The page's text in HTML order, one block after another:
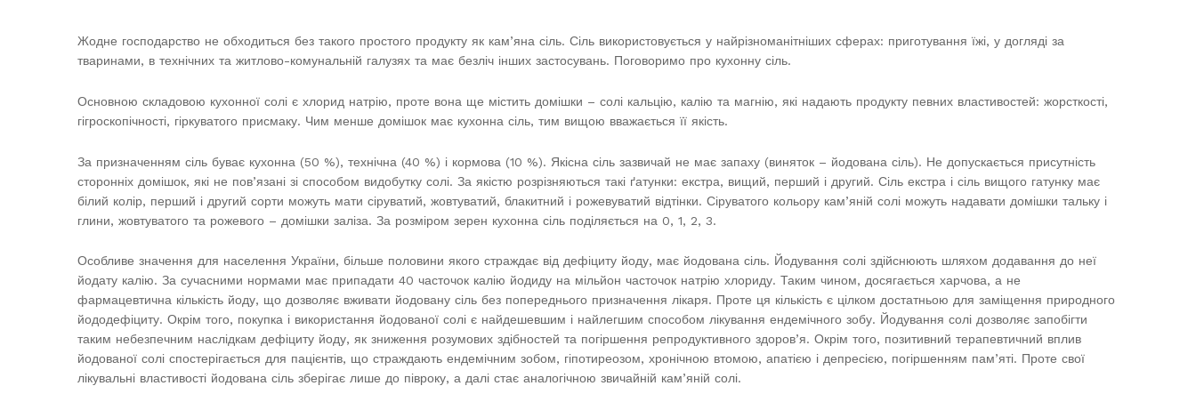
Жодне господарство не обходиться без такого простого продукту як кам’яна сіль. Сіль використовується у найрізноманітніших сферах: приготування їжі, у догляді за
тваринами, в технічних та житлово-комунальній галузях та має безліч інших застосувань. Поговоримо про кухонну сіль.
Основною складовою кухонної солі є хлорид натрію, проте вона ще містить домішки – солі кальцію, калію та магнію, які надають продукту певних властивостей: жорсткості,
гігроскопічності, гіркуватого присмаку. Чим менше домішок має кухонна сіль, тим вищою вважається її якість.
За призначенням сіль буває кухонна (50 %), технічна (40 %) і кормова (10 %). Якісна сіль зазвичай не має запаху (виняток – йодована сіль). Не допускається присутність
сторонніх домішок, які не пов’язані зі способом видобутку солі. За якістю розрізняються такі ґатунки: екстра, вищий, перший і другий. Сіль екстра і сіль вищого гатунку має
білий колір, перший і другий сорти можуть мати сіруватий, жовтуватий, блакитний і рожевуватий відтінки. Сіруватого кольору кам’яній солі можуть надавати домішки тальку і
глини, жовтуватого та рожевого – домішки заліза. За розміром зерен кухонна сіль поділяється на 0, 1, 2, 3.
Особливе значення для населення України, більше половини якого страждає від дефіциту йоду, має йодована сіль. Йодування солі здійснюють шляхом додавання до неї
йодату калію. За сучасними нормами має припадати 40 часточок калію йодиду на мільйон часточок натрію хлориду. Таким чином, досягається харчова, а не
фармацевтична кількість йоду, що дозволяє вживати йодовану сіль без попереднього призначення лікаря. Проте ця кількість є цілком достатньою для заміщення природного
йододефіциту. Окрім того, покупка і використання йодованої солі є найдешевшим і найлегшим способом лікування ендемічного зобу. Йодування солі дозволяє запобігти
таким небезпечним наслідкам дефіциту йоду, як зниження розумових здібностей та погіршення репродуктивного здоров’я. Окрім того, позитивний терапевтичний вплив
йодованої солі спостерігається для пацієнтів, що страждають ендемічним зобом, гіпотиреозом, хронічною втомою, апатією і депресією, погіршенням пам’яті. Проте свої
лікувальні властивості йодована сіль зберігає лише до півроку, а далі стає аналогічною звичайній кам’яній солі.